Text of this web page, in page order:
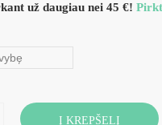
už daugiau nei 45 €!
Į KREPŠELĮ